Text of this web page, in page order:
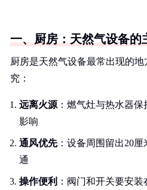
一、厨房：天然气设备的
厨房是天然气设备最常出现的
究：
远离火源 ：燃气灶与热水器
影响
通风优先：设备周围留出20
通
操作便利 ：阀门和开关要安